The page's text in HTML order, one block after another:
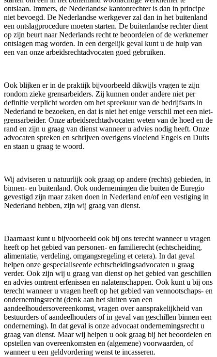
ontslaan. Immers, de Nederlandse kantonrechter is dan in principe
niet bevoegd. De Nederlandse werkgever zal dan in het buitenland
een ontslagprocedure moeten starten. De buitenlandse rechter dient
op zijn beurt naar Nederlands recht te beoordelen of de werknemer
ontslagen mag worden. In een dergelijk geval kunt u de hulp van
een van onze arbeidsrechtadvocaten goed gebruiken.
Ook blijken er in de praktijk bijvoorbeeld dikwijls vragen te zijn
rondom zieke grensarbeiders. Zij kunnen onder andere niet per
definitie verplicht worden om het spreekuur van de bedrijfsarts in
Nederland te bezoeken, en dat is niet het enige verschil met een niet-
grensarbeider. Onze arbeidsrechtadvocaten weten van de hoed en de
rand en zijn u graag van dienst wanneer u advies nodig heeft. Onze
advocaten spreken en schrijven overigens vloeiend Engels en Duits
en staan u graag te woord.
Wij adviseren u natuurlijk ook graag op andere (rechts) gebieden, in
binnen- en buitenland. Ook ondernemingen die buiten de Euregio
gevestigd zijn maar zaken doen in Nederland en/of een vestiging in
Nederland hebben, zijn wij graag van dienst.
Daarnaast kunt u bijvoorbeeld ook bij ons terecht wanneer u vragen
heeft op het gebied van personen- en familierecht (echtscheiding,
alimentatie, verdeling, omgangsregeling et cetera). In dat geval
helpen onze gespecialiseerde echtscheidingsadvocaten u graag
verder. Ook zijn wij u graag van dienst op het gebied van geschillen
en advies omtrent erfenissen en nalatenschappen. Ook kunt u bij ons
terecht wanneer u vragen heeft op het gebied van vennootschaps- en
ondernemingsrecht (denk aan het sluiten van een
aandeelhoudersovereenkomst, vragen over aansprakelijkheid van
bestuurders of aandeelhouders of in geval van geschillen binnen een
onderneming). In dat geval is onze advocaat ondernemingsrecht u
graag van dienst. Maar wij helpen u ook graag bij het beoordelen en
opstellen van overeenkomsten en (algemene) voorwaarden, of
wanneer u een geldvordering wenst te incasseren.